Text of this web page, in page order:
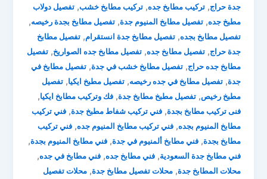
جدة حراج,تركيب مطابخ جده,تركيب مطابخ خشب,تفصيل دولاب
مطبخ جده,تفصيل مطابخ المنيوم جدة,تفصيل مطابخ بجدة رخيصه,
تفصيل مطابخ بجده,تفصيل مطابخ جدة انستقرام,تفصيل مطابخ
جدة حراج,تفصيل مطابخ جده,تفصيل مطابخ جده الصواريخ,تفصيل
مطابخ جده حراج,تفصيل مطابخ خشب في جدة,تفصيل مطابخ في
جدة,تفصيل مطابخ في جده رخيصه,تفصيل مطبخ ايكيا,تفصيل
مطبخ رخيص,تفصيل مطبخ مطابخ جدة,فك وتركيب مطابخ ايكيا,
فنى تركيب مطابخ بجدة,فني تركيب شفاط مطبخ جدة,فني تركيب
مطابخ المنيوم بجده,فني تركيب مطابخ المنيوم جده,فني تركيب
مطابخ بجدة,فني مطابخ ألمنيوم في جدة,فني مطابخ المنيوم بجدة,
فني مطابخ جدة السعودية,فني مطابخ جده,فني مطابخ في جده,
محلات المطابخ جدة,محلات تفصيل مطابخ جدة,محلات تفصيل